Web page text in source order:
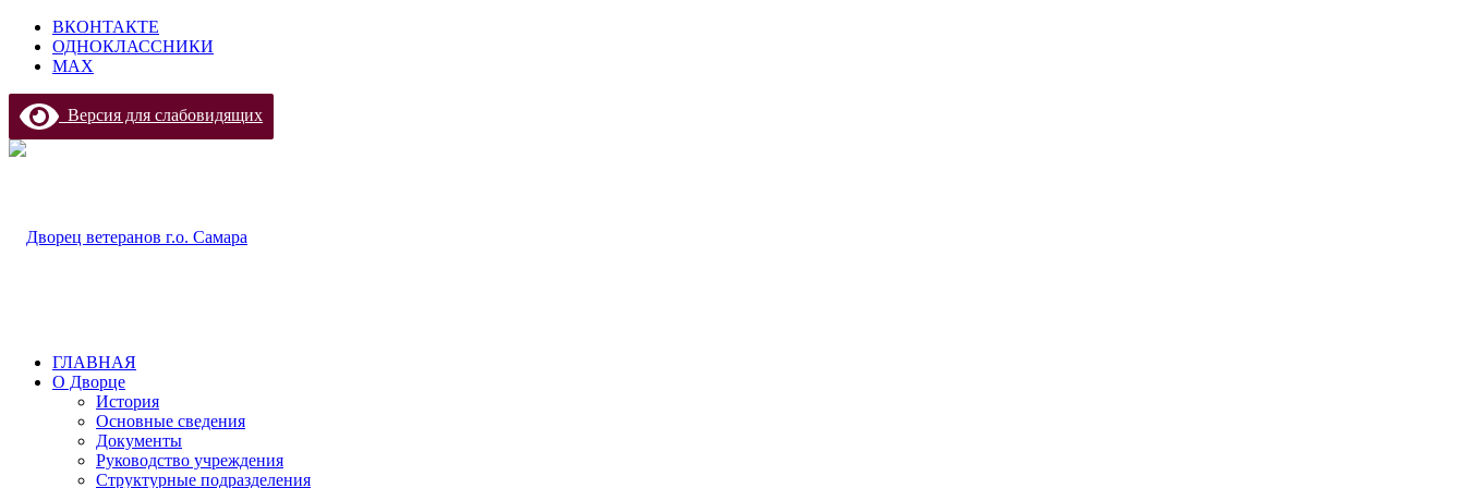
ВКОНТАКТЕ
ОДНОКЛАССНИКИ
МАХ
Версия для слабовидящих
ГЛАВНАЯ
О Дворце
История
Основные сведения
Документы
Руководство учреждения
Структурные подразделения